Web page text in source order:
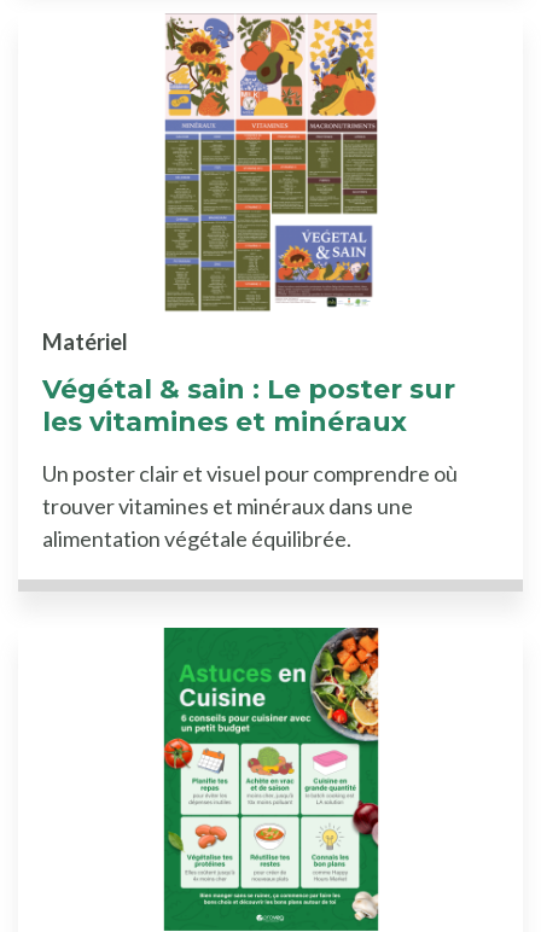
Végétal & sain : Le poster sur
les vitamines et minéraux
Matériel
Un poster clair et visuel pour comprendre où
trouver vitamines et minéraux dans une
alimentation végétale équilibrée.